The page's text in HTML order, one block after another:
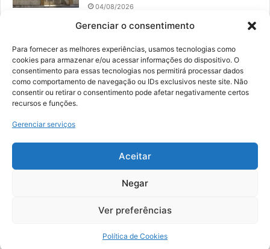
Gerenciar o consentimento
Para fornecer as melhores experiências, usamos tecnologias como
cookies para armazenar e/ou acessar informações do dispositivo. O
consentimento para essas tecnologias nos permitirá processar dados
como comportamento de navegação ou IDs exclusivos neste site. Não
consentir ou retirar o consentimento pode afetar negativamente certos
recursos e funções.
Gerenciar serviços
Aceitar
Negar
Ver preferências
Política de Cookies
04/08/2026
Teatro da Pedra apresenta novo
04/08/2026
© 2026, Todos os direitos reservados | Desenvolvido por:
Digital Business| Hospedado por:NP Publicidade
Fale Conosco
Sobre Nós
Política de Segurança e Privacidade
Facebook
YouTubeInstagram
Copy Protected by